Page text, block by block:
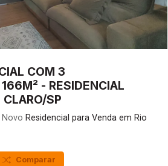
COM 3
- RESIDENCIAL
SP
Residencial para Venda em Rio
Comparar